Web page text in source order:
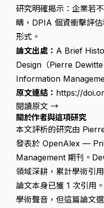
研究明確揭示：企業若
疇，DPIA 個資衝擊評
形式。
論文出處： A Brief
Design（Pierre
Information
原文連結： https://
閱讀原文 →
關於作者與這項研究
本文評析的研究由
發表於 OpenAlex —
Management 期刊。
領域深耕，累計學術引
論文本身已獲 1 次引用
學術聲音，但這篇論文